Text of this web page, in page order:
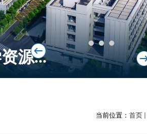
源...
当前位置： 首页